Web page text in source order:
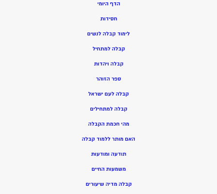
הדף היומי
חסידות
לימוד קבלה לנשים
קבלה למתחיל
קבלה ויהדות
ספר הזוהר
קבלה לעם ישראל
קבלה למתחילים
מהי חכמת הקבלה
האם מותר ללמוד קבלה
תודעה ומודעות
משמעות החיים
קבלה מדיה שיעורים